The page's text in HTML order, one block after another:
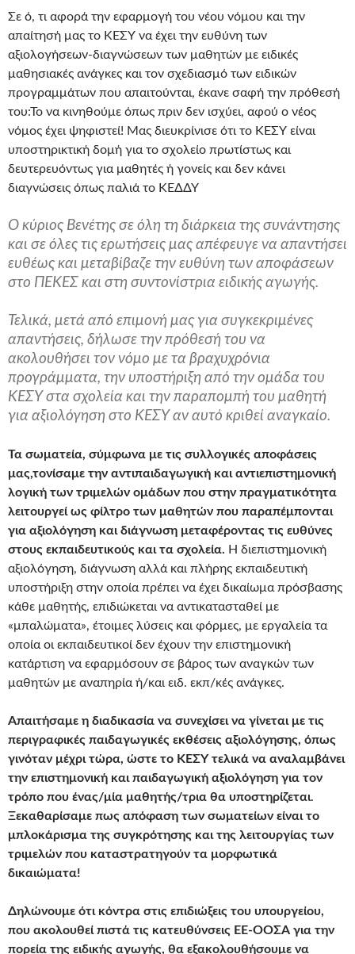
Σε ό, τι αφορά την εφαρμογή του νέου νόμου και την
απαίτησή μας το ΚΕΣΥ να έχει την ευθύνη των
αξιολογήσεων-διαγνώσεων των μαθητών με ειδικές
μαθησιακές ανάγκες και τον σχεδιασμό των ειδικών
προγραμμάτων που απαιτούνται, έκανε σαφή την πρόθεσή
του:Το να κινηθούμε όπως πριν δεν ισχύει, αφού ο νέος
νόμος έχει ψηφιστεί! Μας διευκρίνισε ότι το ΚΕΣΥ είναι
υποστηρικτική δομή για το σχολείο πρωτίστως και
δευτερευόντως για μαθητές ή γονείς και δεν κάνει
διαγνώσεις όπως παλιά το ΚΕΔΔΥ
Ο κύριος Βενέτης σε όλη τη διάρκεια της συνάντησης
και σε όλες τις ερωτήσεις μας απέφευγε να απαντήσει
ευθέως και μεταβίβαζε την ευθύνη των αποφάσεων
στο ΠΕΚΕΣ και στη συντονίστρια ειδικής αγωγής.
Τελικά, μετά από επιμονή μας για συγκεκριμένες
απαντήσεις, δήλωσε την πρόθεσή του να
ακολουθήσει τον νόμο με τα βραχυχρόνια
προγράμματα, την υποστήριξη από την ομάδα του
ΚΕΣΥ στα σχολεία και την παραπομπή του μαθητή
για αξιολόγηση στο ΚΕΣΥ αν αυτό κριθεί αναγκαίο.
Τα σωματεία, σύμφωνα με τις συλλογικές αποφάσεις
μας,τονίσαμε την αντιπαιδαγωγική και αντιεπιστημονική
λογική των τριμελών ομάδων που στην πραγματικότητα
λειτουργεί ως φίλτρο των μαθητών που παραπέμπονται
για αξιολόγηση και διάγνωση μεταφέροντας τις ευθύνες
στους εκπαιδευτικούς και τα σχολεία. Η διεπιστημονική
αξιολόγηση, διάγνωση αλλά και πλήρης εκπαιδευτική
υποστήριξη στην οποία πρέπει να έχει δικαίωμα πρόσβασης
κάθε μαθητής, επιδιώκεται να αντικατασταθεί με
«μπαλώματα», έτοιμες λύσεις και φόρμες, με εργαλεία τα
οποία οι εκπαιδευτικοί δεν έχουν την επιστημονική
κατάρτιση να εφαρμόσουν σε βάρος των αναγκών των
μαθητών με αναπηρία ή/και ειδ. εκπ/κές ανάγκες.
Απαιτήσαμε η διαδικασία να συνεχίσει να γίνεται με τις
περιγραφικές παιδαγωγικές εκθέσεις αξιολόγησης, όπως
γινόταν μέχρι τώρα, ώστε το ΚΕΣΥ τελικά να αναλαμβάνει
την επιστημονική και παιδαγωγική αξιολόγηση για τον
τρόπο που ένας/μία μαθητής/τρια θα υποστηρίζεται.
Ξεκαθαρίσαμε πως απόφαση των σωματείων είναι το
μπλοκάρισμα της συγκρότησης και της λειτουργίας των
τριμελών που καταστρατηγούν τα μορφωτικά
δικαιώματα!
Δηλώνουμε ότι κόντρα στις επιδιώξεις του υπουργείου,
που ακολουθεί πιστά τις κατευθύνσεις ΕΕ-ΟΟΣΑ για την
πορεία της ειδικής αγωγής, θα εξακολουθήσουμε να